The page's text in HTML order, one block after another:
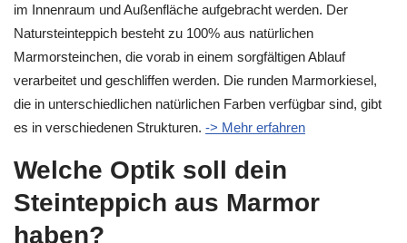
im Innenraum und Außenfläche aufgebracht werden. Der
Natursteinteppich besteht zu 100% aus natürlichen
Marmorsteinchen, die vorab in einem sorgfältigen Ablauf
verarbeitet und geschliffen werden. Die runden Marmorkiesel,
die in unterschiedlichen natürlichen Farben verfügbar sind, gibt
es in verschiedenen Strukturen. -> Mehr erfahren
Welche Optik soll dein
Steinteppich aus Marmor
haben?